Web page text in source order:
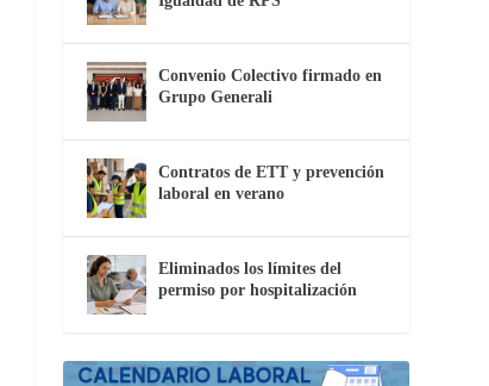
Convenio Colectivo firmado en
Grupo Generali
Contratos de ETT y prevención
laboral en verano
Eliminados los límites del
permiso por hospitalización